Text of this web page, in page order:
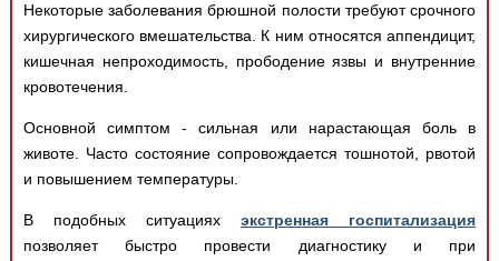
Некоторые заболевания брюшной полости требуют срочного
хирургического вмешательства. К ним относятся аппендицит,
кишечная непроходимость, прободение язвы и внутренние
кровотечения.
Основной симптом - сильная или нарастающая боль в
животе. Часто состояние сопровождается тошнотой, рвотой
и повышением температуры.
В подобных ситуацияхэкстренная госпитализация
позволяет быстро провести диагностику и при